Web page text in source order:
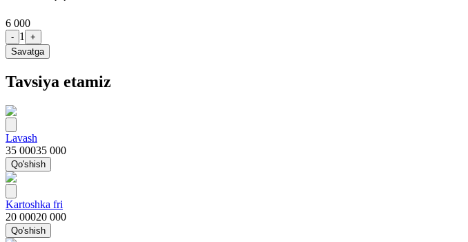
6 000
- 1
+
Savatga
Tavsiya etamiz
Lavash
35 00035 000
Qo'shish
Kartoshka fri
20 00020 000
Qo'shish